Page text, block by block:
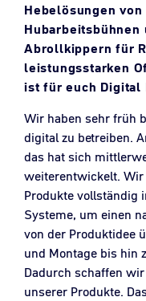
Hebelösungen
Abrollkippern für
leistungsstarken
ist für euch Digital
Wir haben sehr früh
digital zu betreiben.
das hat sich
weiterentwickelt.
Produkte vollständig
Systeme, um einen
von der Produktidee
und Montage bis hin
Dadurch schaffen
unserer Produkte.